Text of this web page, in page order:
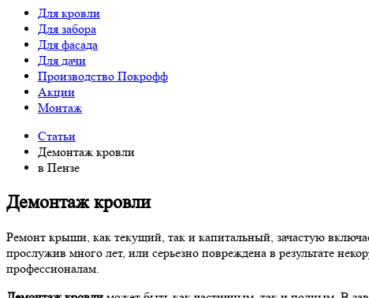
Для кровли
Для забора
Для фасада
Для дачи
Производство Покрофф
Акции
Монтаж
Статьи
Демонтаж кровли
в Пензе
Демонтаж кровли
Ремонт крыши, как текущий, так и капитальный, зачастую
прослужив много лет, или серьезно повреждена в результате
профессионалам.